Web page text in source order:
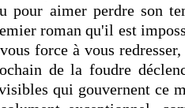
pour aimer perdre son
roman qu'il est
force à vous
de la foudre
qui gouvernent ce